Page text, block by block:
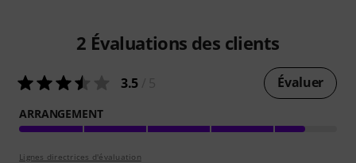
2 Évaluations des clients
3.5 Évaluer
ARRANGEMENT
Lignes directrices d'évaluation